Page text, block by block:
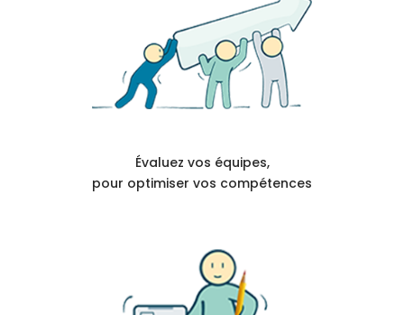
Évaluez vos équipes,
pour optimiser vos compétences